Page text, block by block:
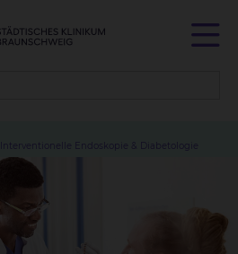
Endoskopie & Diabetologie